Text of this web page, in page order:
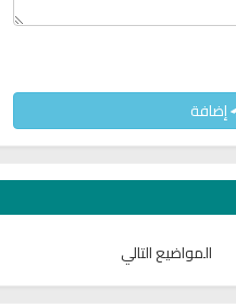
إضافة
المواضيع التالي